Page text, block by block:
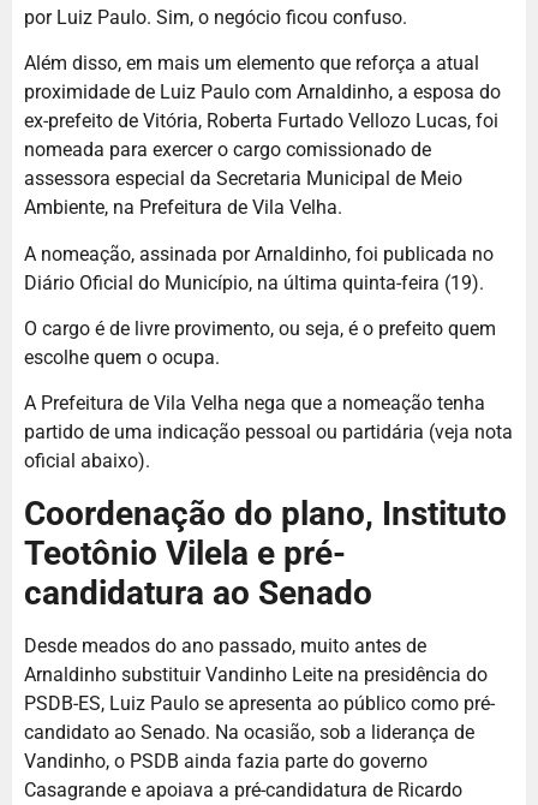
por Luiz Paulo. Sim, o negócio ficou confuso.
Além disso, em mais um elemento que reforça a atual
proximidade de Luiz Paulo com Arnaldinho, a esposa do
ex-prefeito de Vitória, Roberta Furtado Vellozo Lucas, foi
nomeada para exercer o cargo comissionado de
assessora especial da Secretaria Municipal de Meio
Ambiente, na Prefeitura de Vila Velha.
A nomeação, assinada por Arnaldinho, foi publicada no
Diário Oficial do Município, na última quinta-feira (19).
O cargo é de livre provimento, ou seja, é o prefeito quem
escolhe quem o ocupa.
A Prefeitura de Vila Velha nega que a nomeação tenha
partido de uma indicação pessoal ou partidária (veja nota
oficial abaixo).
Coordenação do plano, Instituto
Teotônio Vilela e pré-
candidatura ao Senado
Desde meados do ano passado, muito antes de
Arnaldinho substituir Vandinho Leite na presidência do
PSDB-ES, Luiz Paulo se apresenta ao público como pré-
candidato ao Senado. Na ocasião, sob a liderança de
Vandinho, o PSDB ainda fazia parte do governo
Casagrande e apoiava a pré-candidatura de Ricardo